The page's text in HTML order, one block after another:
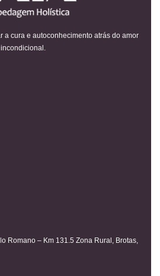
a cura e autoconhecimento atrás do amor
incondicional.
Romano – Km 131.5 Zona Rural, Brotas,